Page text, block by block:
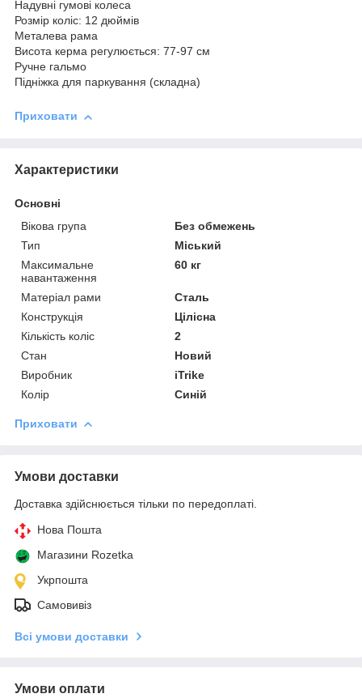
Надувні гумові колеса
Розмір коліс: 12 дюймів
Металева рама
Висота керма регулюється: 77-97 см
Ручне гальмо
Підніжка для паркування (складна)
Приховати
Характеристики
Основні
Вікова група
Без обмежень
Тип
Міський
Максимальне
навантаження
60 кг
Матеріал рами
Сталь
Конструкція
Цілісна
Кількість коліс
2
Стан
Новий
Виробник
iTrike
Колір
Синій
Приховати
Умови доставки
Доставка здійснюється тільки по передоплаті.
Нова Пошта
Магазини Rozetka
Укрпошта
Самовивіз
Всі умови доставки
Умови оплати